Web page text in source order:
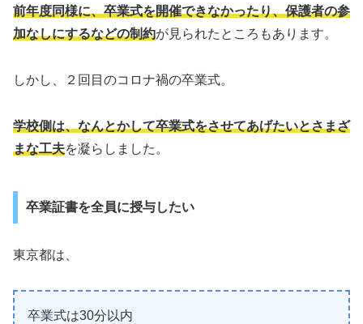
前年度同様に、卒業式を開催できなかったり、保護者の参
加なしにするなどの制約が見られたところもあります。
しかし、２回目のコロナ禍の卒業式。
学校側は、なんとかして卒業式をさせてあげたいとさまざ
まな工夫を凝らしました。
卒業証書を全員に授与したい
東京都は、
卒業式は30分以内